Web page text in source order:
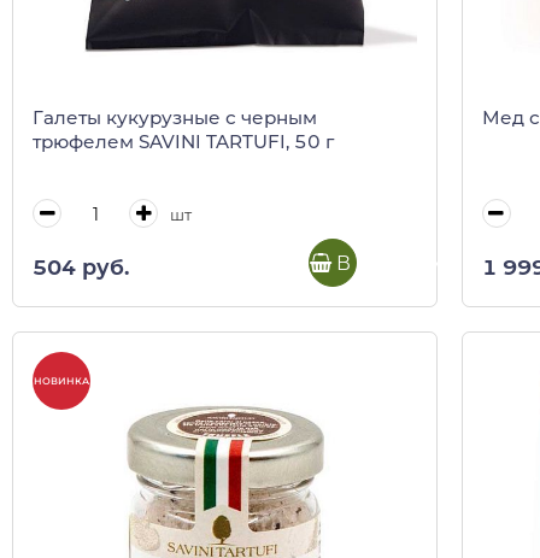
Галеты кукурузные с черным
трюфелем SAVINI TARTUFI, 50 г
шт
504 руб. В корзину
Мед
1
НОВИНКА